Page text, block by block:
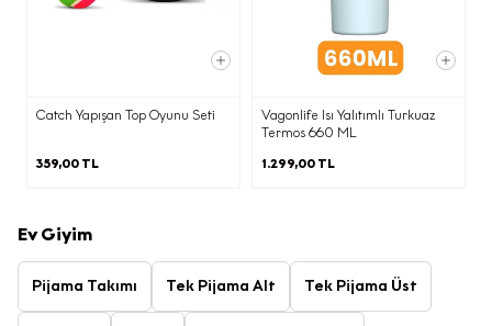
Catch Yapışan Top Oyunu Seti
359,00 TL
Vagonlife Isı Yalıtımlı Turkuaz
Termos 660 ML
1.299,00 TL
Ev Giyim
Pijama Takımı Tek Pijama Alt Tek Pijama Üst